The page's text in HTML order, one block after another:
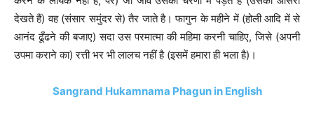
देखते हैं) वह (संसार समुंदर से) तैर जाते है। फागुन के महीने में (होली आदि में से
आनंद ढूँढने की बजाए) सदा उस परमात्मा की महिमा करनी चाहिए, जिसे (अपनी
उपमा कराने का) रत्ती भर भी लालच नहीं है (इसमें हमारा ही भला है)।
Sangrand Hukamnama Phagun in English